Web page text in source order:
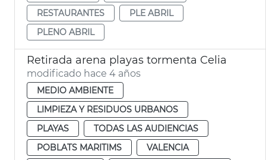
RESTAURANTES
PLE ABRIL
PLENO ABRIL
Retirada arena playas tormenta Celia
modificado hace 4 años
MEDIO AMBIENTE
LIMPIEZA Y RESIDUOS URBANOS
PLAYAS
TODAS LAS AUDIENCIAS
POBLATS MARITIMS
VALENCIA